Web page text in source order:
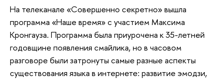
На телеканале «Совершенно секретно» вышла
программа «Наше время» с участием Максима
Кронгауза. Программа была приурочена к 35-летней
годовщине появления смайлика, но в часовом
разговоре были затронуты самые разные аспекты
существования языка в интернете: развитие эмодзи,